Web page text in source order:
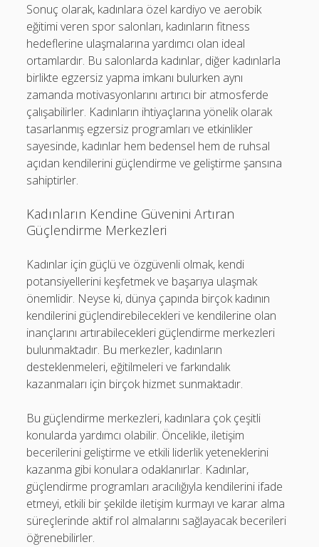
Sonuç olarak, kadınlara özel kardiyo ve aerobik
eğitimi veren spor salonları, kadınların fitness
hedeflerine ulaşmalarına yardımcı olan ideal
ortamlardır. Bu salonlarda kadınlar, diğer kadınlarla
birlikte egzersiz yapma imkanı bulurken aynı
zamanda motivasyonlarını artırıcı bir atmosferde
çalışabilirler. Kadınların ihtiyaçlarına yönelik olarak
tasarlanmış egzersiz programları ve etkinlikler
sayesinde, kadınlar hem bedensel hem de ruhsal
açıdan kendilerini güçlendirme ve geliştirme şansına
sahiptirler.
Kadınların Kendine Güvenini Artıran
Güçlendirme Merkezleri
Kadınlar için güçlü ve özgüvenli olmak, kendi
potansiyellerini keşfetmek ve başarıya ulaşmak
önemlidir. Neyse ki, dünya çapında birçok kadının
kendilerini güçlendirebilecekleri ve kendilerine olan
inançlarını artırabilecekleri güçlendirme merkezleri
bulunmaktadır. Bu merkezler, kadınların
desteklenmeleri, eğitilmeleri ve farkındalık
kazanmaları için birçok hizmet sunmaktadır.
Bu güçlendirme merkezleri, kadınlara çok çeşitli
konularda yardımcı olabilir. Öncelikle, iletişim
becerilerini geliştirme ve etkili liderlik yeteneklerini
kazanma gibi konulara odaklanırlar. Kadınlar,
güçlendirme programları aracılığıyla kendilerini ifade
etmeyi, etkili bir şekilde iletişim kurmayı ve karar alma
süreçlerinde aktif rol almalarını sağlayacak becerileri
öğrenebilirler.